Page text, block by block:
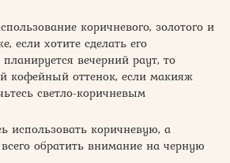
коричневого, золотого и
если хотите сделать его
вечерний раут, то
кофейный оттенок, если макияж
светло-коричневым
использовать коричневую, а
обратить внимание на черную